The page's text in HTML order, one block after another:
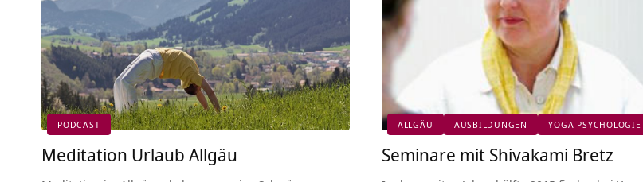
PODCAST
Meditation Urlaub Allgäu
ALLGÄU AUSBILDUNGEN YOGA PSYCHOLOGIE
Seminare mit Shivakami Bretz